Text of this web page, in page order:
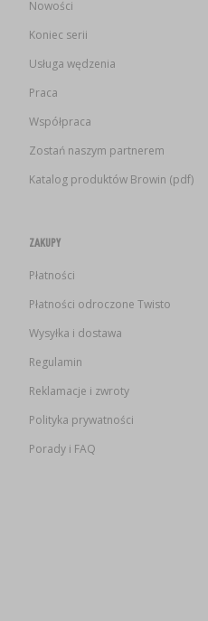
Nowości
Koniec serii
Usługa wędzenia
Praca
Współpraca
Zostań naszym partnerem
Katalog produktów Browin (pdf)
ZAKUPY
Płatności
Płatności odroczone Twisto
Wysyłka i dostawa
Regulamin
Reklamacje i zwroty
Polityka prywatności
Porady i FAQ